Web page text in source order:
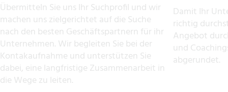
Übermitteln Sie uns Ihr Suchprofil und wir
machen uns zielgerichtet auf die Suche
nach den besten Geschäftspartnern für ihr
Unternehmen. Wir begleiten Sie bei der
Kontakaufnahme und unterstützen Sie
dabei, eine langfristige Zusammenarbeit in
die Wege zu leiten.
Damit Ihr
richtig
Angebot
und
abgerundet.